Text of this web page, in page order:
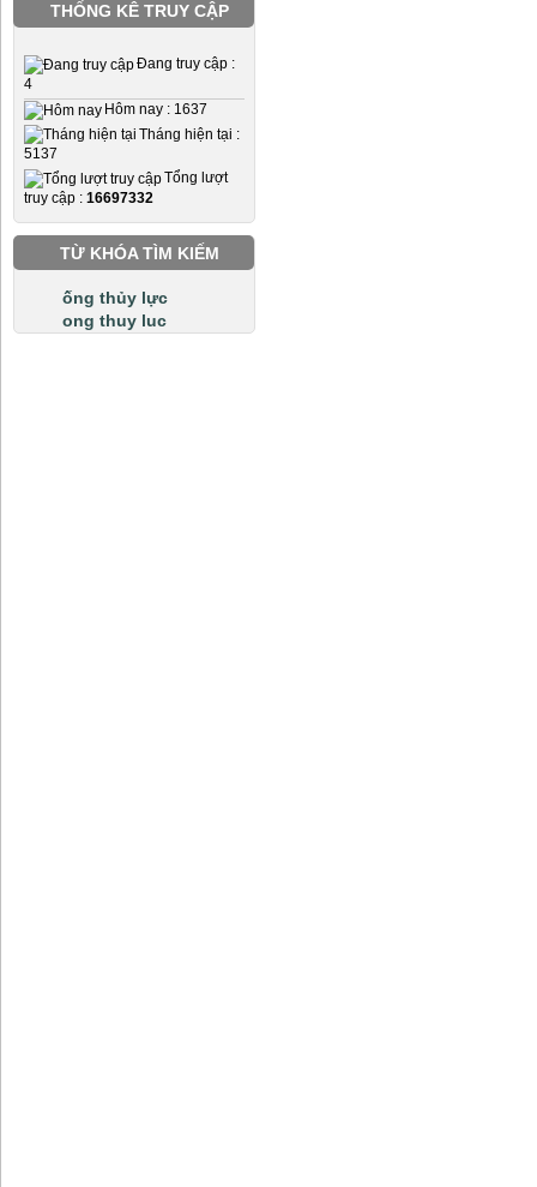
THỐNG KÊ TRUY CẬP
Đang truy cập :
4
Hôm nay : 1637
Tháng hiện tại :
5137
Tổng lượt
truy cập : 16697332
TỪ KHÓA TÌM KIẾM
ống thủy lực
ong thuy luc